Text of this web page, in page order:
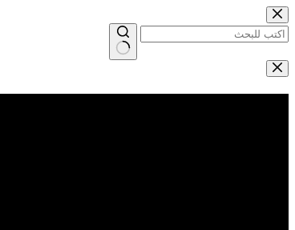
التجاوز
إلى
المحتوى
لا
نتائج